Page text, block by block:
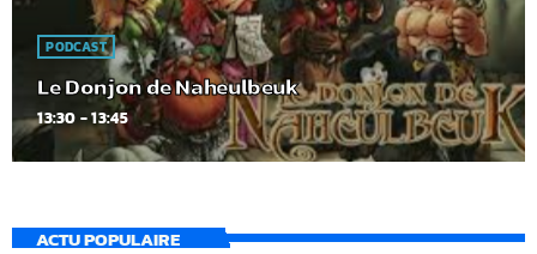
PODCAST
Le Donjon de Naheulbeuk
13:30 - 13:45
ACTU POPULAIRE